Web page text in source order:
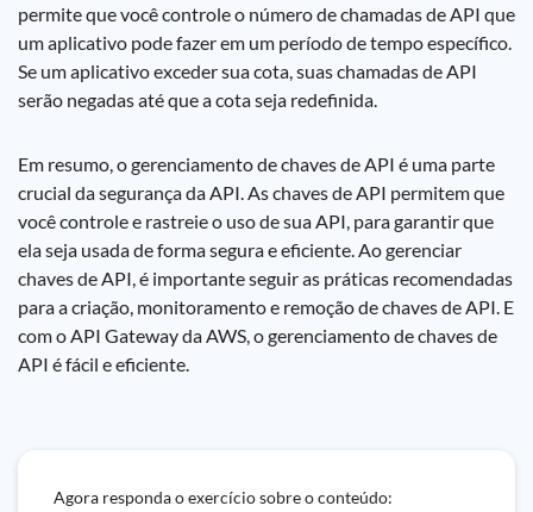
permite que você controle o número de chamadas de API que
um aplicativo pode fazer em um período de tempo específico.
Se um aplicativo exceder sua cota, suas chamadas de API
serão negadas até que a cota seja redefinida.
Em resumo, o gerenciamento de chaves de API é uma parte
crucial da segurança da API. As chaves de API permitem que
você controle e rastreie o uso de sua API, para garantir que
ela seja usada de forma segura e eficiente. Ao gerenciar
chaves de API, é importante seguir as práticas recomendadas
para a criação, monitoramento e remoção de chaves de API. E
com o API Gateway da AWS, o gerenciamento de chaves de
API é fácil e eficiente.
Agora responda o exercício sobre o conteúdo: